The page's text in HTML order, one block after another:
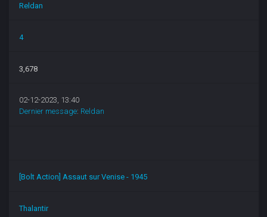
Reldan
4
3,678
02-12-2023, 13:40
Dernier message: Reldan
[Bolt Action] Assaut sur Venise - 1945
Thalantir